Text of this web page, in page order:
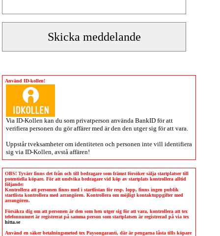
Använd ID-kollen!
Via ID-Kollen kan du som privatperson använda BankID för att
verifiera personen du gör affärer med är den den utger sig för att vara.
Uppstår tveksamheter om identiteten och personen inte vill identifiera
sig via ID-Kollen , avstå affären!
OBS! Tyvärr finns det från och till bedragare som främst försöker sälja startplatser till
potentiella köpare. För att undvika bedragare vid köp av startplats kontrollera alltid
följande:
Kontrollera att personen finns med i startlistan för resp. lopp, finns ingen publik
startlista kontrollera med arrangören. Kontrollera om möjligt kontaktuppgifter med
arrangören.
Försäkra dig om att personen är den som hen utger sig för att vara, kontrollera att tex
telefonnumret är registrerat på samma person som startplatsen är registrerad på via tex
hitta.se
Använd en säker betalningsmetod tex Paysongaranti, där är pengarna låsta tills köpare